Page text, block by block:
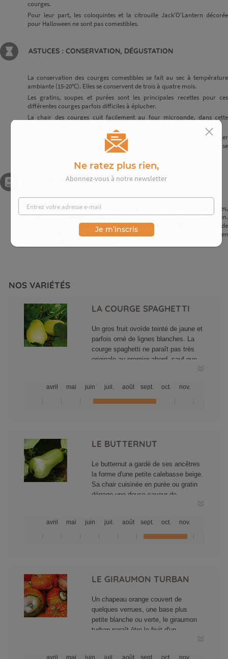
courges.
Pour leur part, les coloquintes et la citrouille Jack'O'Lantern décorée
pour Halloween ne sont pas comestibles.
ASTUCES : CONSERVATION, DÉGUSTATION
La conservation des courges comestibles se fait au sec à température
ambiante (15-20°C). Elles se conservent de trois à quatre mois.
Les gratins, soupes et purées sont les principales recettes pour ces
différentes courges parfois difficiles à éplucher.
La chair des courges cuit facilement au four microonde, dans cette
Dans certains plats traditionnels comme le couscous, on peut remplacer
le navet par des cubes de potirons ou de potimarrons comme cela se
HISTORIQUE
Les romains connaissaient déjà la famille botanique de nos courges,
même si seule la calebasse était représentée sur le bassin méditerranéen.
Et a servi de modèle à la gourde pour garder (le mot « gourde » vient de
cucurbita). Nos courges actuelles ont été introduites en
NOS VARIÉTÉS
LA COURGE SPAGHETTI
Un gros fruit ovoïde teinté de jaune et
parfois orné de lignes blanches. La
courge spaghetti ne paraît pas très
originale au premier abord, sauf que,
filaments de type spaghettis. Ces
pâtes gardent un goût neutre qui
hors du commun à la conservation
avril mai juin juil. août sept. oct. nov.
LE BUTTERNUT
Le butternut a gardé de ses ancêtres
la forme d'une petite calebasse beige.
Sa chair cuisinée en purée ou gratin
dégage une douce saveur de
avril mai juin juil. août sept. oct. nov.
LE GIRAUMON TURBAN
Un chapeau orange couvert de
quelques verrues, une base plus
petite blanche ou verte, le giraumon
turban paraît être le fruit d'un
avril mai juin juil. août sept. oct. nov.
Ne ratez plus rien,
Abonnez-vous à notre newsletter
Je m’inscris